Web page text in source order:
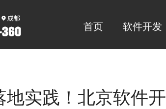
首页 软件开发
实践！北京软件开